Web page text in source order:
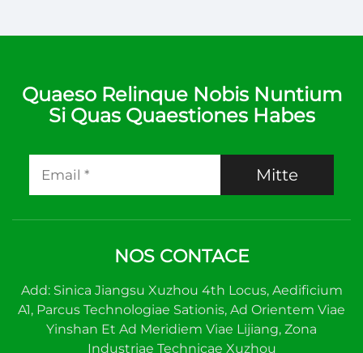
Quaeso Relinque Nobis Nuntium
Si Quas Quaestiones Habes
Mitte
NOS CONTACE
Add: Sinica Jiangsu Xuzhou 4th Locus, Aedificium
A1, Parcus Technologiae Sationis, Ad Orientem Viae
Yinshan Et Ad Meridiem Viae Lijiang, Zona
Industriae Technicae Xuzhou